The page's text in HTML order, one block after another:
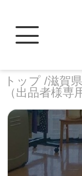
トップ /滋賀
（出品者様専